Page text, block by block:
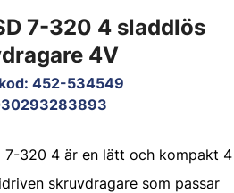
7-320 4 sladdlös
4V
: 452-534549
7-320 4 är en lätt och kompakt 4
skruvdragare som passar